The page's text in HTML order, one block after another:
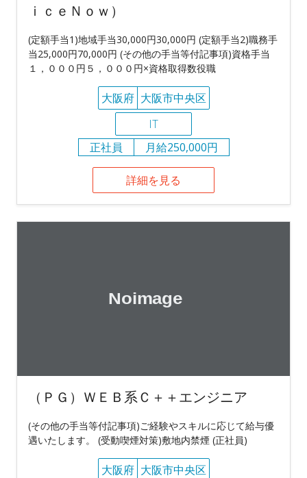
ｉｃｅＮｏｗ）
(定額手当1)地域手当30,000円30,000円 (定額手当2)職務手
当25,000円70,000円 (その他の手当等付記事項)資格手当
１，０００円５，０００円×資格取得数役職
大阪府 大阪市中央区
IT
正社員
月給250,000円
詳細を見る
（ＰＧ）ＷＥＢ系Ｃ＋＋エンジニア
(その他の手当等付記事項)ご経験やスキルに応じて給与優
遇いたします。 (受動喫煙対策)敷地内禁煙 (正社員)
大阪府 大阪市中央区